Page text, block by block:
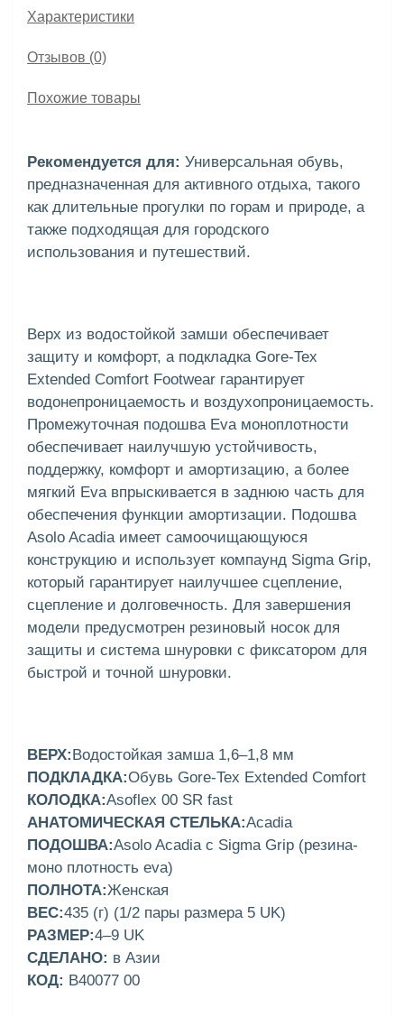
Характеристики
Отзывов (0)
Похожие товары
Рекомендуется для: Универсальная обувь,
предназначенная для активного отдыха, такого
как длительные прогулки по горам и природе, а
также подходящая для городского
использования и путешествий.
Верх из водостойкой замши обеспечивает
защиту и комфорт, а подкладка Gore-Tex
Extended Comfort Footwear гарантирует
водонепроницаемость и воздухопроницаемость.
Промежуточная подошва Eva моноплотности
обеспечивает наилучшую устойчивость,
поддержку, комфорт и амортизацию, а более
мягкий Eva впрыскивается в заднюю часть для
обеспечения функции амортизации. Подошва
Asolo Acadia имеет самоочищающуюся
конструкцию и использует компаунд Sigma Grip,
который гарантирует наилучшее сцепление,
сцепление и долговечность. Для завершения
модели предусмотрен резиновый носок для
защиты и система шнуровки с фиксатором для
быстрой и точной шнуровки.
ВЕРХ:Водостойкая замша 1,6–1,8 мм
ПОДКЛАДКА:Обувь Gore-Tex Extended Comfort
КОЛОДКА:Asoflex 00 SR fast
АНАТОМИЧЕСКАЯ СТЕЛЬКА:Acadia
ПОДОШВА:Asolo Acadia с Sigma Grip (резина-
моно плотность eva)
ПОЛНОТА:Женская
ВЕС:435 (г) (1/2 пары размера 5 UK)
РАЗМЕР:4–9 UK
СДЕЛАНО: в Азии
КОД: B40077 00